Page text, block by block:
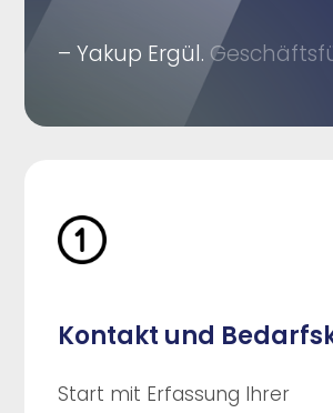
– Yakup Ergül.
Kontakt und
Start mit Erfassung Ihrer